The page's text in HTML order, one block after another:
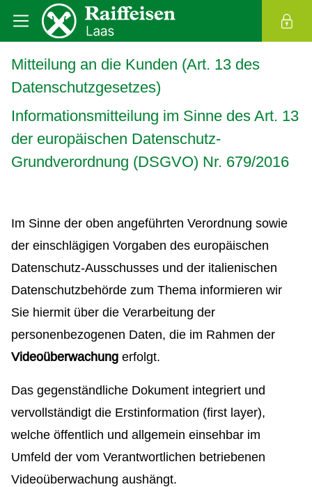
Mitteilung an die Kunden (Art. 13 des
Datenschutzgesetzes)
Informationsmitteilung im Sinne des Art. 13
der europäischen Datenschutz-
Grundverordnung (DSGVO) Nr. 679/2016
Im Sinne der oben angeführten Verordnung sowie
der einschlägigen Vorgaben des europäischen
Datenschutz-Ausschusses und der italienischen
Datenschutzbehörde zum Thema informieren wir
Sie hiermit über die Verarbeitung der
personenbezogenen Daten, die im Rahmen der
Videoüberwachung erfolgt.
Das gegenständliche Dokument integriert und
vervollständigt die Erstinformation (first layer),
welche öffentlich und allgemein einsehbar im
Umfeld der vom Verantwortlichen betriebenen
Videoüberwachung aushängt.